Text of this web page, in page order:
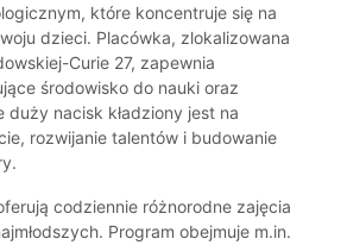
które koncentruje się na
dzieci. Placówka, zlokalizowana
Curie 27, zapewnia
środowisko do nauki oraz
duży nacisk kładziony jest na
rozwijanie talentów i budowanie
codziennie różnorodne zajęcia
Program obejmuje m.in.